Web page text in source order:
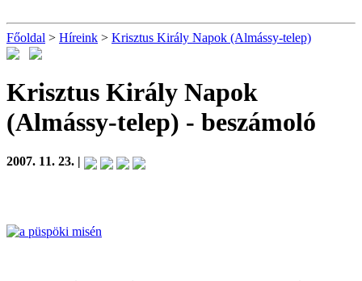
Főoldal > Híreink > Krisztus Király Napok (Almássy-telep)
Krisztus Király Napok
(Almássy-telep) - beszámoló
2007. 11. 23. |